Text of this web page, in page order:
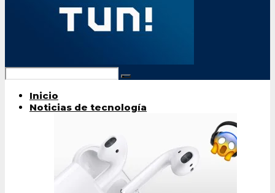
Inicio
Noticias de tecnología